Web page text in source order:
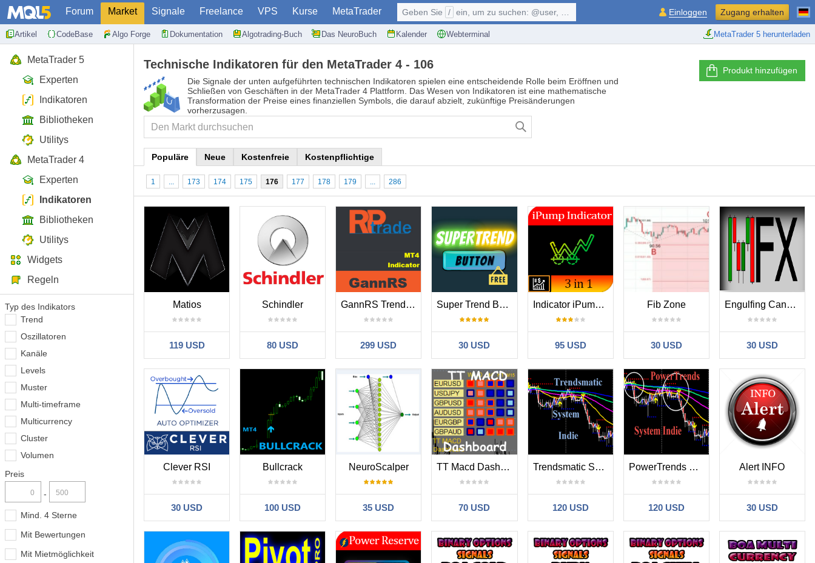
Forum Market Signale Freelance VPS Kurse MetaTrader
Artikel CodeBase Algo Forge Dokumentation Algotrading-Buch Das NeuroBuch Kalender Webterminal MetaTrader 5 herunterladen
Geben Sie / ein, um zu suchen: @user, $symbol, ... Einloggen Zugang erhalten
MetaTrader 5
Experten
Indikatoren
Bibliotheken
Utilitys
MetaTrader 4
Experten
Indikatoren
Bibliotheken
Utilitys
Widgets
Regeln
Typ des Indikators
Trend
Oszillatoren
Kanäle
Levels
Muster
Multi-timeframe
Multicurrency
Cluster
Volumen
Preis
-
Mind. 4 Sterne
Mit Bewertungen
Mit Mietmöglichkeit
Technische Indikatoren für den MetaTrader 4 - 106
Die Signale der unten aufgeführten technischen Indikatoren spielen eine entscheidende Rolle beim Eröffnen und
Schließen von Geschäften in der MetaTrader 4 Plattform. Das Wesen von Indikatoren ist eine mathematische
Transformation der Preise eines finanziellen Symbols, die darauf abzielt, zukünftige Preisänderungen
vorherzusagen.
Produkt hinzufügen
Populäre Neue Kostenfreie Kostenpflichtige
1 ... 173 174 175 176 177 178 179 ... 286
Matios
119 USD
Schindler
80 USD
GannRS Trend Scalper
299 USD
Super Trend Button
30 USD
Indicator iPump for MT4
95 USD
Fib Zone
30 USD
Engulfing Candle With Bollingerbands
30 USD
Clever RSI
30 USD
Bullcrack
100 USD
NeuroScalper
35 USD
TT Macd Dashboard
70 USD
Trendsmatic System Indie
120 USD
PowerTrends System Indie
120 USD
Alert INFO
30 USD